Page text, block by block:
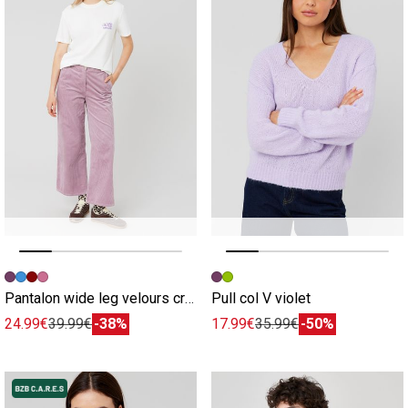
Image précédente
Image suivante
Pantalon wide leg velours cropped violet
24.99€39.99€-38%
Image précédente
Image suivante
Pull col V violet
17.99€35.99€-50%